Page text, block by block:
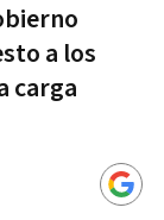
a los
carga